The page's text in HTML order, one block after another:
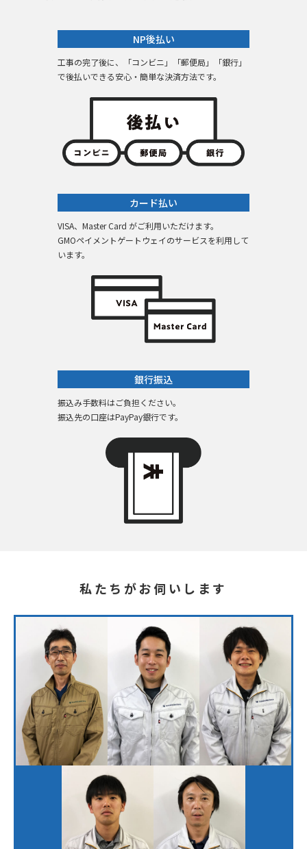
NP後払い
工事の完了後に、「コンビニ」「郵便局」「銀行」
で後払いできる安心・簡単な決済方法です。
カード払い
VISA、Master Card がご利用いただけます。
GMOペイメントゲートウェイのサービスを利用して
います。
銀行振込
振込み手数料はご負担ください。
振込先の口座はPayPay銀行です。
私たちがお伺いします